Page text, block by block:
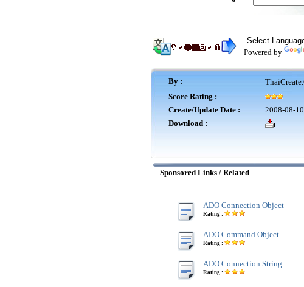
Powered by
By :
Score Rating :
Create/Update Date :
2008-08-
Download :
Sponsored Links / Related
ADO Connection Object
Rating :
ADO Command Object
Rating :
ADO Connection String
Rating :